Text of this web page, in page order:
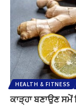
HEALTH & FITNESS
ਕਾੜ੍ਹਾ ਬਣਾਉਣ